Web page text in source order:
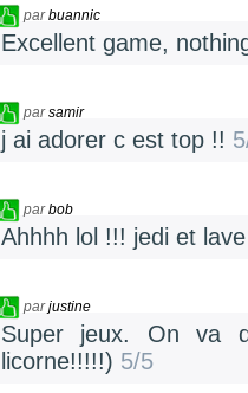
parbuannic
Excellent game,
parsamir
j ai adorer c est top !!
parbob
Ahhhh lol !!! jedi et
parjustine
Super jeux. On va
licorne!!!!!) 5/5